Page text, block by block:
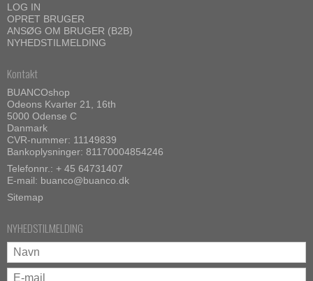
LOG IN
OPRET BRUGER
ANSØG OM BRUGER (B2B)
NYHEDSTILMELDING
Kontakt
BUANCOshop
Odeons Kvarter 21, 16th
5000 Odense C
Danmark
CVR-nummer: 11149839
Bankoplysninger: 81170004854246
Telefonnr.: + 45 64731407
E-mail: buanco@buanco.dk
Sitemap
NYHEDSTILMELDING